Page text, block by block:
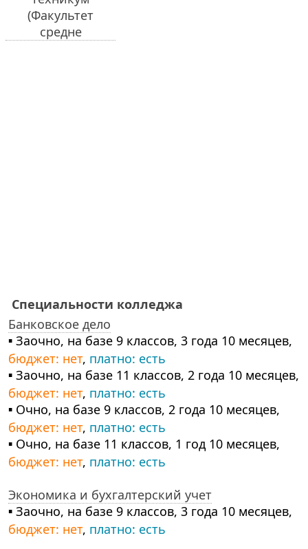
Специальности колледжа
Банковское дело
▪ Заочно, на базе 9 классов, 3 года 10 месяцев,
бюджет: нет, платно: есть
▪ Заочно, на базе 11 классов, 2 года 10 месяцев,
бюджет: нет, платно: есть
▪ Очно, на базе 9 классов, 2 года 10 месяцев,
бюджет: нет, платно: есть
▪ Очно, на базе 11 классов, 1 год 10 месяцев,
бюджет: нет, платно: есть
Экономика и бухгалтерский учет
▪ Заочно, на базе 9 классов, 3 года 10 месяцев,
бюджет: нет, платно: есть